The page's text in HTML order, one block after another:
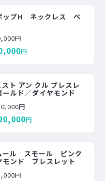
ップH ネックレス ペ
円
円
ト アン クル ブレスレ
ルド／ダイヤモンド
円
円
ール スモール ピンク
モンド ブレスレット
円